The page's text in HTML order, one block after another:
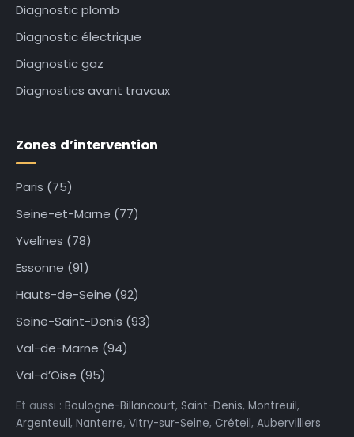
Diagnostic plomb
Diagnostic électrique
Diagnostic gaz
Diagnostics avant travaux
Zones d’intervention
Paris (75)
Seine-et-Marne (77)
Yvelines (78)
Essonne (91)
Hauts-de-Seine (92)
Seine-Saint-Denis (93)
Val-de-Marne (94)
Val-d’Oise (95)
Et aussi : Boulogne-Billancourt, Saint-Denis, Montreuil,
Argenteuil, Nanterre, Vitry-sur-Seine, Créteil, Aubervilliers